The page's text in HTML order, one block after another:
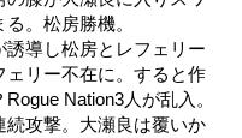
。松房勝機。
誘導し松房とレフェリー
ェリー不在に。すると作
Nation3人が乱入。
続攻撃。大瀬良は覆いか